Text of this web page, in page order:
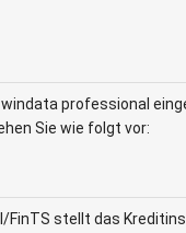
professional
Sie wie folgt vor:
FinTS stellt das